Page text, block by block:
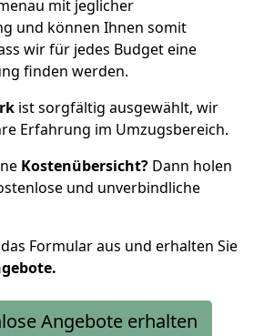
mit jeglicher
und können Ihnen somit
wir für jedes Budget eine
finden werden.
ist sorgfältig ausgewählt, wir
Erfahrung im Umzugsbereich.
Kostenübersicht? Dann holen
und unverbindliche
Formular aus und erhalten Sie
Angebote erhalten